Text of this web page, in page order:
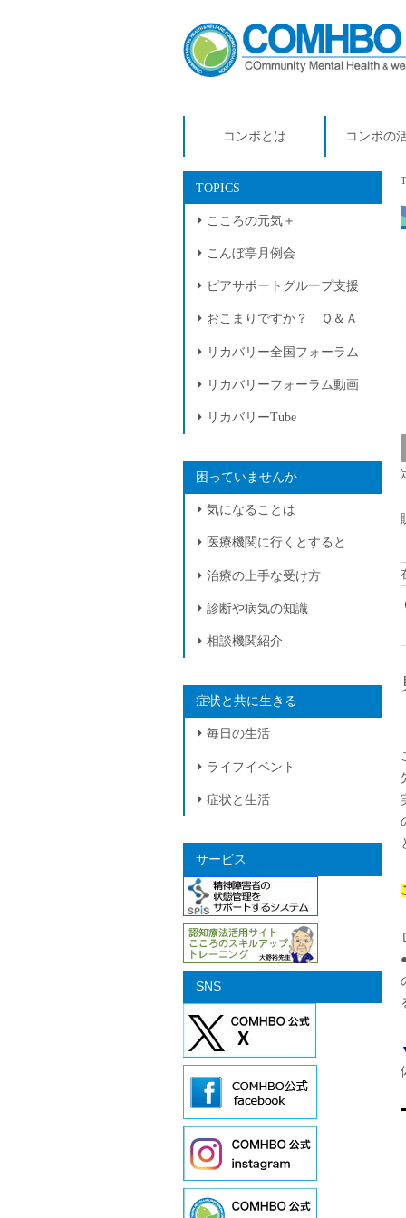
コンボとは コンボの
TOPICS
こころの元気＋
こんぼ亭月例会
ピアサポートグループ支援
おこまりですか？ Ｑ＆Ａ
リカバリー全国フォーラム
リカバリーフォーラム動画
リカバリーTube
困っていませんか
気になることは
医療機関に行くとすると
治療の上手な受け方
診断や病気の知識
相談機関紹介
症状と共に生きる
毎日の生活
ライフイベント
症状と生活
サービス
SNS